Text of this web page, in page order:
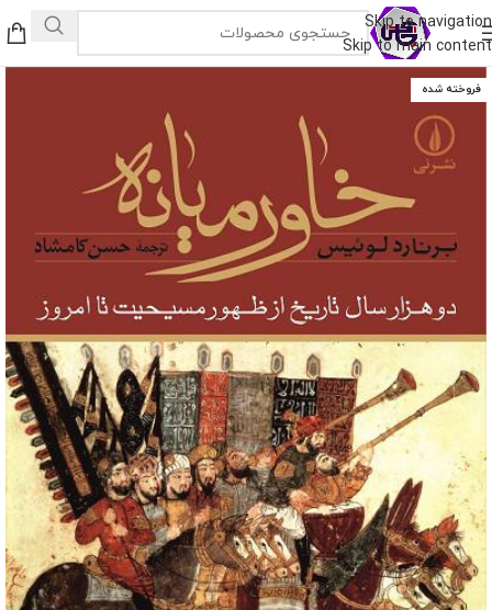
Skip to navigation
Skip to main content
فروخته شده